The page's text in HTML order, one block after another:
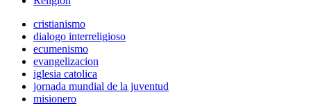
cristianismo
dialogo interreligioso
ecumenismo
evangelizacion
iglesia catolica
jornada mundial de la juventud
misionero